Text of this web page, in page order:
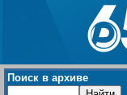
Поиск в архиве